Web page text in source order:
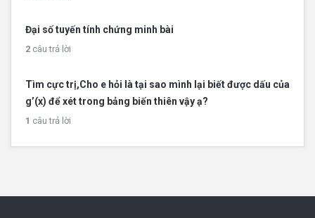
Đại số tuyến tính chứng minh bài
2 câu trả lời
Tìm cực trị,Cho e hỏi là tại sao mình lại biết được dấu của
g’(x) để xét trong bảng biến thiên vậy ạ?
1 câu trả lời